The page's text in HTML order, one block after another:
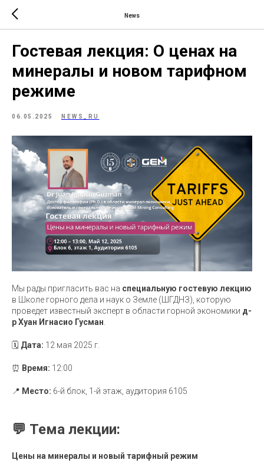
News
Гостевая лекция: О ценах на
минералы и новом тарифном
режиме
06.05.2025 NEWS_RU
Мы рады пригласить вас на специальную гостевую лекцию
в Школе горного дела и наук о Земле (ШГДНЗ), которую
проведет известный эксперт в области горной экономики д-
р Хуан Игнасио Гусман
🗓 Дата: 12 мая 2025 г.
⏰ Время: 12:00
📍 Место: 6-й блок, 1-й этаж, аудитория 6105
💬 Тема лекции:
Цены на минералы и новый тарифный режим